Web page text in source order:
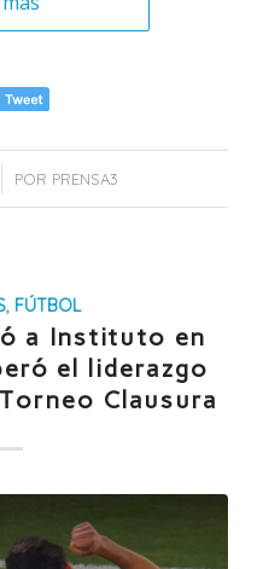
POR PRENSA3
, FÚTBOL
a Instituto en
el liderazgo
Clausura